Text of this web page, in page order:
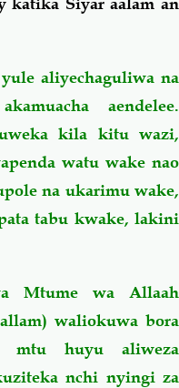
aliyechaguliwa na
aendelee.
kila kitu wazi,
watu wake nao
na ukarimu wake,
tabu kwake, lakini
Mtume wa Allaah
waliokuwa bora
huyu aliweza
nchi nyingi za